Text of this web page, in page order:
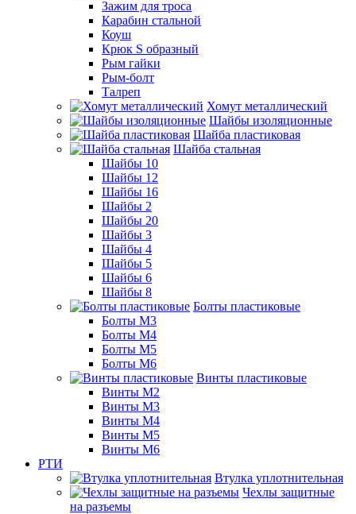
Зажим для троса
Карабин стальной
Коуш
Крюк S образный
Рым гайки
Рым-болт
Талреп
Хомут металлический
Шайбы изоляционные
Шайба пластиковая
Шайба стальная
Шайбы 10
Шайбы 12
Шайбы 16
Шайбы 2
Шайбы 20
Шайбы 3
Шайбы 4
Шайбы 5
Шайбы 6
Шайбы 8
Болты пластиковые
Болты М3
Болты М4
Болты М5
Болты М6
Винты пластиковые
Винты М2
Винты М3
Винты М4
Винты М5
Винты М6
РТИ
Втулка уплотнительная
Чехлы защитные
на разъемы